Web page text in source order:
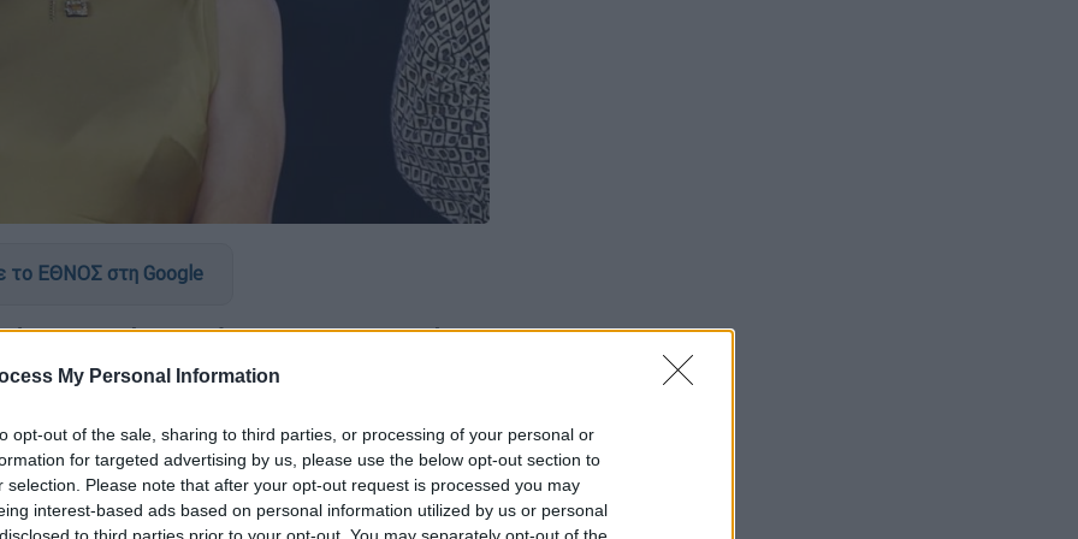
My Personal Information
opt-out of the sale, sharing to third parties, or processing of your personal or
for targeted advertising by us, please use the below opt-out section to
selection. Please note that after your opt-out request is processed you may
interest-based ads based on personal information utilized by us or personal
το ΕΘΝΟΣ στη Google
το επόμενο βήμα προς την ενεργό
, μέσα από δηλώσεις που παραχώρησε
του Alpha.